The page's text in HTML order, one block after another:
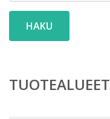
HAKU
TUOTEALUEET